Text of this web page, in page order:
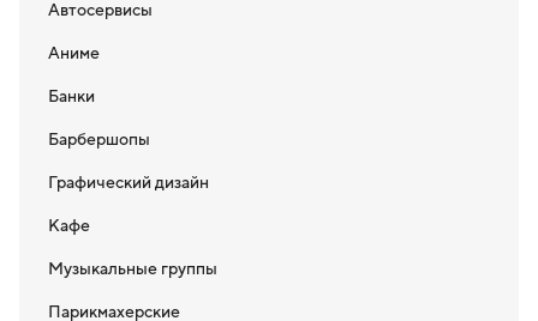
Автосервисы
Аниме
Банки
Барбершопы
Графический дизайн
Кафе
Музыкальные группы
Парикмахерские